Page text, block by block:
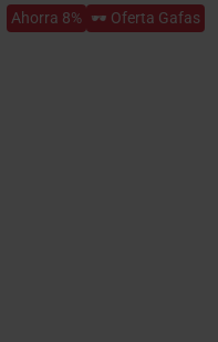
Ahorra 8% 🕶️ Oferta Gafas